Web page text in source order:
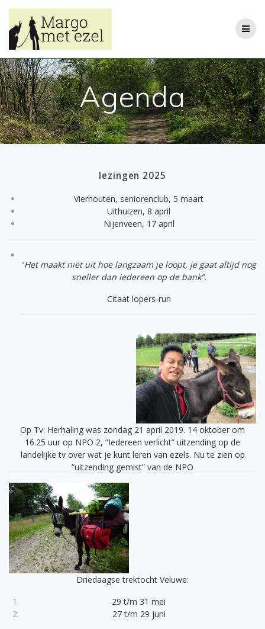
Agenda
lezingen 2025
Vierhouten, seniorenclub, 5 maart
Uithuizen, 8 april
Nijenveen, 17 april
‘‘Het maakt niet uit hoe langzaam je loopt, je gaat altijd nog
sneller dan iedereen op de bank”.
Citaat lopers-run
Op Tv: Herhaling was zondag 21 april 2019. 14 oktober om
16.25 uur op NPO 2, ”Iedereen verlicht” uitzending op de
landelijke tv over wat je kunt leren van ezels. Nu te zien op
”uitzending gemist” van de NPO
Driedaagse trektocht Veluwe:
29 t/m 31 mei
27 t/m 29 juni